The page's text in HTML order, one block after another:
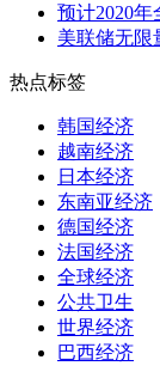
预计2020年
美联储无限
热点标签
韩国经济
越南经济
日本经济
东南亚经济
德国经济
法国经济
全球经济
公共卫生
世界经济
巴西经济